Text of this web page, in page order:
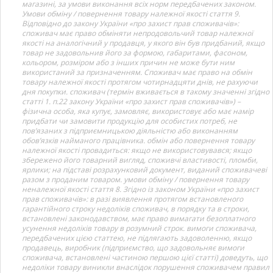
магазині, за умови виконання всіх норм передбачених законом.
Умови обміну / повернення товару належної якості стаття 9.
Відповідно до закону України «про захист прав споживачів»:
споживач має право обміняти непродовольчий товар належної
якості на аналогічний у продавця, у якого він був придбаний, якщо
товар не задовольнив його за формою, габаритами, фасоном,
кольором, розміром або з інших причин не може бути ним
використаний за призначенням. Споживач має право на обмін
товару належної якості протягом чотирнадцяти днів, не рахуючи
дня покупки. споживач (термін вживається в такому значенні згідно
статті 1. п.22 закону України «про захист прав споживачів») –
фізична особа, яка купує, замовляє, використовує або має намір
придбати чи замовити продукцію для особистих потреб, не
пов’язаних з підприємницькою діяльністю або виконанням
обов’язків найманого працівника. обмін або повернення товару
належної якості провадиться: якщо не використовувався; якщо
збережено його товарний вигляд, споживчі властивості, пломби,
ярлики; на підставі розрахунковий документ, виданий споживачеві
разом з проданим товаром. умови обміну / повернення товару
неналежної якості стаття 8. Згідно із законом України «про захист
прав споживачів»: в разі виявлення протягом встановленого
гарантійного строку недоліків споживач, в порядку та в строки,
встановлені законодавством, має право вимагати безоплатного
усунення недоліків товару в розумний строк. вимоги споживача,
передбачених цією статтею, не підлягають задоволенню, якщо
продавець, виробник (підприємство, що задовольняє вимоги
споживача, встановлені частиною першою цієї статті) доведуть, що
недоліки товару виникли внаслідок порушення споживачем правил